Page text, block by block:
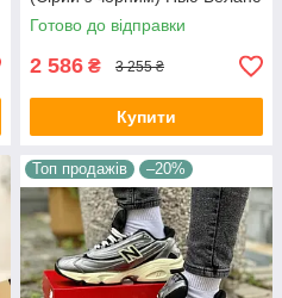
9060 замш текстиль
рефлективні демісезон
Готово до відправки
2 586 ₴ 3 255 ₴
Купити
Топ продажів –20%